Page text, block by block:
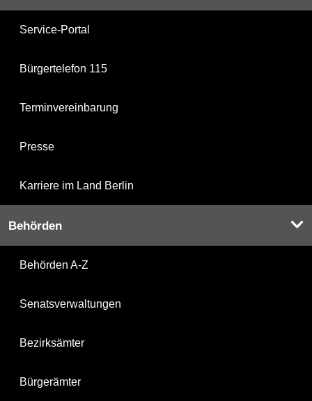
Service-Portal
Bürgertelefon 115
Terminvereinbarung
Presse
Karriere im Land Berlin
Behörden
Behörden A-Z
Senatsverwaltungen
Bezirksämter
Bürgerämter